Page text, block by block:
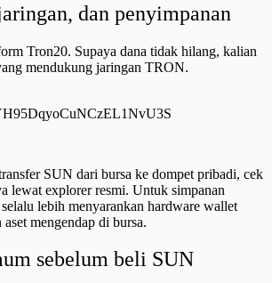
dan penyimpanan
Tron20. Supaya dana tidak hilang, kalian
mendukung jaringan TRON.
SUN dari bursa ke dompet pribadi, cek
lewat explorer resmi. Untuk simpanan
lebih menyarankan hardware wallet
mengendap di bursa.
sebelum beli SUN